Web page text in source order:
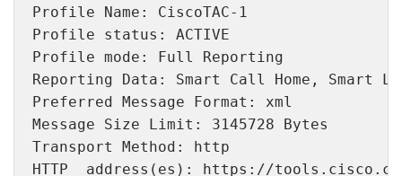
Profile Name: CiscoTAC-1
Profile status: ACTIVE
Profile mode: Full Reporting
Reporting Data: Smart Call Home, Smart
Preferred Message Format: xml
Message Size Limit: 3145728 Bytes
Transport Method: http
HTTP  address(es): https://